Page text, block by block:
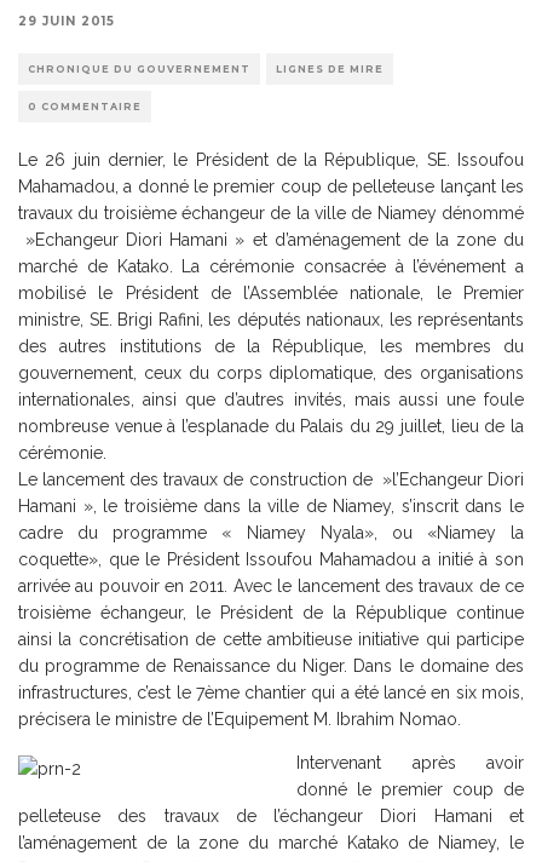
29 JUIN 2015
CHRONIQUE DU GOUVERNEMENT LIGNES DE MIRE
0 COMMENTAIRE
Le 26 juin dernier, le Président de la République, SE. Issoufou
Mahamadou, a donné le premier coup de pelleteuse lançant les
travaux du troisième échangeur de la ville de Niamey dénommé
»Echangeur Diori Hamani » et d’aménagement de la zone du
marché de Katako. La cérémonie consacrée à l’événement a
mobilisé le Président de l’Assemblée nationale, le Premier
ministre, SE. Brigi Rafini, les députés nationaux, les représentants
des autres institutions de la République, les membres du
gouvernement, ceux du corps diplomatique, des organisations
internationales, ainsi que d’autres invités, mais aussi une foule
nombreuse venue à l’esplanade du Palais du 29 juillet, lieu de la
cérémonie.
Le lancement des travaux de construction de »l’Echangeur Diori
Hamani », le troisième dans la ville de Niamey, s’inscrit dans le
cadre du programme « Niamey Nyala», ou «Niamey la
coquette», que le Président Issoufou Mahamadou a initié à son
arrivée au pouvoir en 2011. Avec le lancement des travaux de ce
troisième échangeur, le Président de la République continue
ainsi la concrétisation de cette ambitieuse initiative qui participe
du programme de Renaissance du Niger. Dans le domaine des
infrastructures, c’est le 7ème chantier qui a été lancé en six mois,
précisera le ministre de l’Equipement M. Ibrahim Nomao.
Intervenant après avoir
donné le premier coup de
pelleteuse des travaux de l’échangeur Diori Hamani et
l’aménagement de la zone du marché Katako de Niamey, le